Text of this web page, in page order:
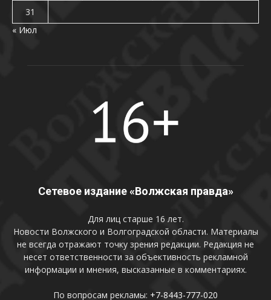
31
« Июл
Сетевое издание «Волжская правда»
Для лиц старше 16 лет.
Новости Волжского и Волгоградской области. Материалы
не всегда отражают точку зрения редакции. Редакция не
несет ответственности за объективность рекламной
информации и мнения, высказанные в комментариях.
По вопросам рекламы: +7-8443-777-020